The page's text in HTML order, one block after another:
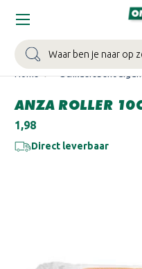
Zoeken
SIGMA STAPELKORTING:
Home
ANZA ROLLER
€1,98
Direct leverbaar